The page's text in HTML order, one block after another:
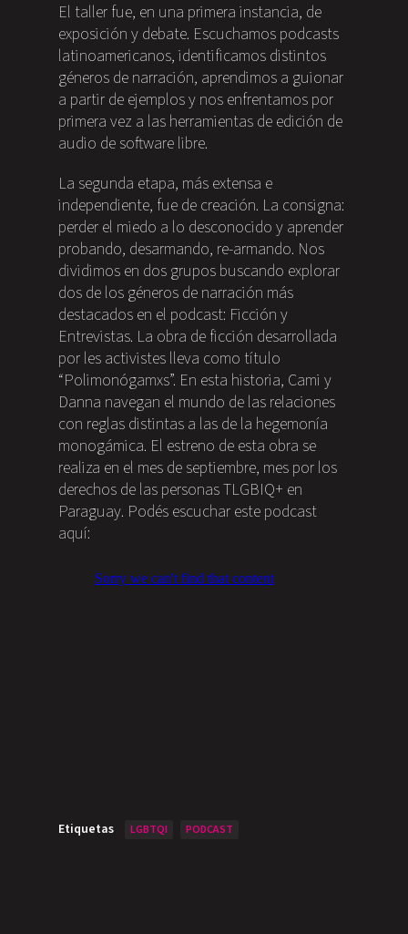
El taller fue, en una primera instancia, de
exposición y debate. Escuchamos podcasts
latinoamericanos, identificamos distintos
géneros de narración, aprendimos a guionar
a partir de ejemplos y nos enfrentamos por
primera vez a las herramientas de edición de
audio de software libre.
La segunda etapa, más extensa e
independiente, fue de creación. La consigna:
perder el miedo a lo desconocido y aprender
probando, desarmando, re-armando. Nos
dividimos en dos grupos buscando explorar
dos de los géneros de narración más
destacados en el podcast: Ficción y
Entrevistas. La obra de ficción desarrollada
por les activistes lleva como título
“Polimonógamxs”. En esta historia, Cami y
Danna navegan el mundo de las relaciones
con reglas distintas a las de la hegemonía
monogámica. El estreno de esta obra se
realiza en el mes de septiembre, mes por los
derechos de las personas TLGBIQ+ en
Paraguay. Podés escuchar este podcast
aquí:
Etiquetas LGBTQI PODCAST